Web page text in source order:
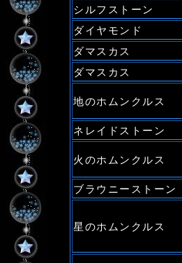
シルフストーン
ダイヤモンド
ダマスカス
ダマスカス
地のホムンクルス
ネレイドストーン
火のホムンクルス
ブラウニーストーン
星のホムンクルス